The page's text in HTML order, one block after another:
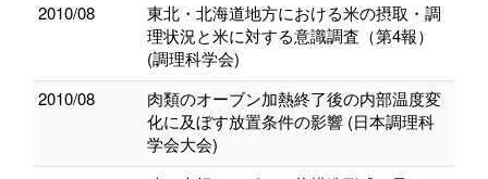
2010/08
東北・北海道地方における米の摂取・調
理状況と米に対する意識調査（第4報）
(調理科学会)
2010/08
肉類のオーブン加熱終了後の内部温度変
化に及ぼす放置条件の影響 (日本調理科
学会大会)